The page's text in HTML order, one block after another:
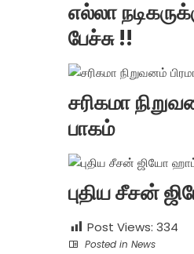
எல்லா
பேச்சு !!
சரிகமா
பாகம்
புதிய சீசன்
Post Views: 334
Posted in News